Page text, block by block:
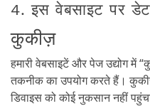
4. इस वेबसाइट पर डेटा
कुकीज़
हमारी वेबसाइटें और पेज उद्योग में
तकनीक का उपयोग करते हैं।
डिवाइस को कोई नुकसान नहीं